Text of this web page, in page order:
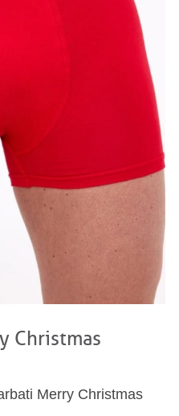
Christmas
Merry Christmas